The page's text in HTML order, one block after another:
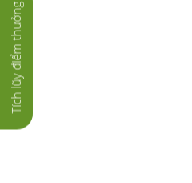
Tích lũy điểm thưởng